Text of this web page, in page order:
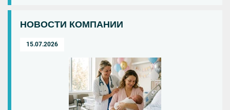
НОВОСТИ КОМПАНИИ
15.07.2026